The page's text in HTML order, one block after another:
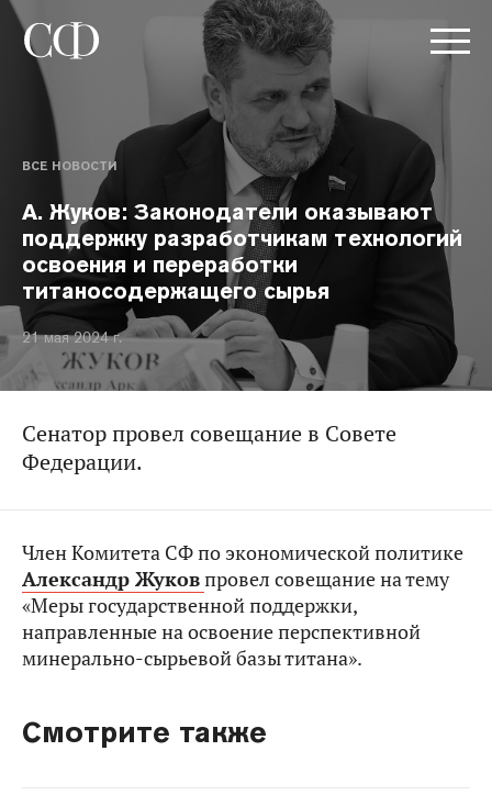
ВСЕ НОВОСТИ
А. Жуков: Законодатели оказывают
поддержку разработчикам технологий
освоения и переработки
титаносодержащего сырья
21 мая 2024 г.
Сенатор провел совещание в Совете
Федерации.
Член Комитета СФ по экономической политике
Александр Жуковпровел совещание на тему
«Меры государственной поддержки,
направленные на освоение перспективной
минерально-сырьевой базы титана».
Смотрите также